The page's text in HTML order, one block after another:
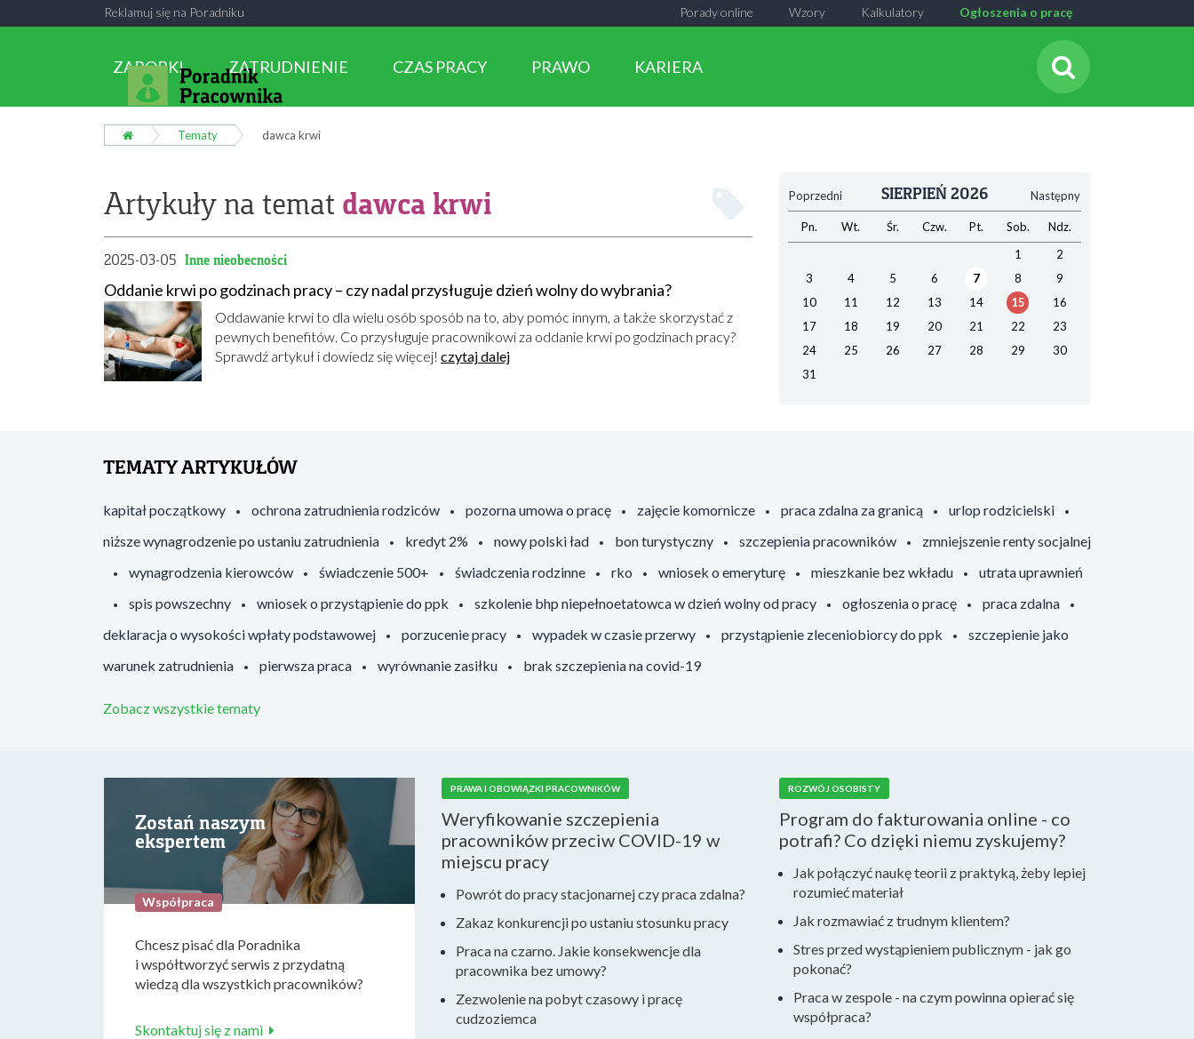
Reklamuj się na Poradniku Ogłoszenia o pracę
Kalkulatory
Wzory
Porady online
ZAROBKI ZATRUDNIENIE CZAS PRACY PRAWO KARIERA
Tematy dawca krwi
Artykuły na temat dawca krwi
2025-03-05 Inne nieobecności
Oddanie krwi po godzinach pracy – czy nadal przysługuje dzień wolny do wybrania?
Oddawanie krwi to dla wielu osób sposób na to, aby pomóc innym, a także skorzystać z
pewnych benefitów. Co przysługuje pracownikowi za oddanie krwi po godzinach pracy?
Sprawdź artykuł i dowiedz się więcej! czytaj dalej
Poprzedni Następny
SIERPIEŃ 2026
Pn. Wt. Śr. Czw. Pt. Sob.
Ndz.
1
2
3
4 5 6 7 8
9
10
11 12 13 14 15
16
17
18 19 20 21 22
23
24
25 26 27 28 29
30
31
TEMATY ARTYKUŁÓW
kapitał początkowy ochrona zatrudnienia rodziców pozorna umowa o pracę zajęcie komornicze praca zdalna za granicą
urlop rodzicielski
niższe wynagrodzenie po ustaniu zatrudnienia
kredyt 2% nowy polski ład bon turystyczny szczepienia pracowników
zmniejszenie renty socjalnej
wynagrodzenia kierowców
świadczenie 500+ świadczenia rodzinne rko wniosek o emeryturę mieszkanie bez wkładu
utrata uprawnień
spis powszechny
wniosek o przystąpienie do ppk szkolenie bhp niepełnoetatowca w dzień wolny od pracy ogłoszenia o pracę
praca zdalna
deklaracja o wysokości wpłaty podstawowej
porzucenie pracy wypadek w czasie przerwy przystąpienie zleceniobiorcy do ppk
szczepienie jako
warunek zatrudnienia
pierwsza praca wyrównanie zasiłku brak szczepienia na covid-19
Zobacz wszystkie tematy
Zostań naszym
ekspertem
Współpraca
Chcesz pisać dla Poradnika
i współtworzyć serwis z przydatną
wiedzą dla wszystkich pracowników?
Skontaktuj się z nami
PRAWA I OBOWIĄZKI PRACOWNIKÓW
Weryfikowanie szczepienia
pracowników przeciw COVID-19 w
miejscu pracy
Powrót do pracy stacjonarnej czy praca zdalna?
Zakaz konkurencji po ustaniu stosunku pracy
Praca na czarno. Jakie konsekwencje dla
pracownika bez umowy?
Zezwolenie na pobyt czasowy i pracę
cudzoziemca
ROZWÓJ OSOBISTY
Program do fakturowania online - co
potrafi? Co dzięki niemu zyskujemy?
Jak połączyć naukę teorii z praktyką, żeby lepiej
rozumieć materiał
Jak rozmawiać z trudnym klientem?
Stres przed wystąpieniem publicznym - jak go
pokonać?
Praca w zespole - na czym powinna opierać się
współpraca?